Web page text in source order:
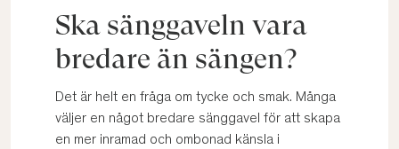
Ska sänggaveln vara
bredare än sängen?
Det är helt en fråga om tycke och smak. Många
väljer en något bredare sänggavel för att skapa
en mer inramad och ombonad känsla i